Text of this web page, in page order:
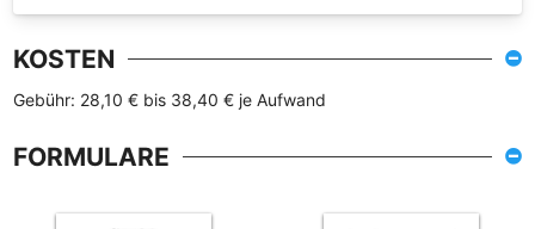
KOSTEN
Gebühr: 28,10 € bis 38,40 € je Aufwand
FORMULARE